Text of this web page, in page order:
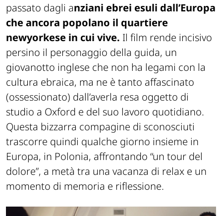
passato dagli anziani ebrei esuli dall’Europa
che ancora popolano il quartiere
newyorkese in cui vive. Il film rende incisivo
persino il personaggio della guida, un
giovanotto inglese che non ha legami con la
cultura ebraica, ma ne è tanto affascinato
(ossessionato) dall’averla resa oggetto di
studio a Oxford e del suo lavoro quotidiano.
Questa bizzarra compagine di sconosciuti
trascorre quindi qualche giorno insieme in
Europa, in Polonia, affrontando “un tour del
dolore”, a metà tra una vacanza di relax e un
momento di memoria e riflessione.